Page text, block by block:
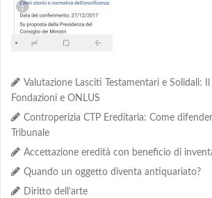
Valutazione Lasciti Testamentari e Solidali:
Fondazioni e ONLUS
Controperizia CTP Ereditaria: Come
Tribunale
Accettazione eredità con beneficio di
Quando un oggetto diventa antiquariato?
Diritto dell’arte